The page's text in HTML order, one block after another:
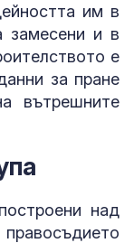
им в
замесени и в
е
за пране
вътрешните
над